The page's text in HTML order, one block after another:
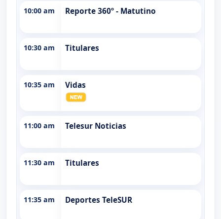
10:00 am Reporte 360º - Matutino
10:30 am Titulares
10:35 am Vidas
11:00 am Telesur Noticias
11:30 am Titulares
11:35 am Deportes TeleSUR